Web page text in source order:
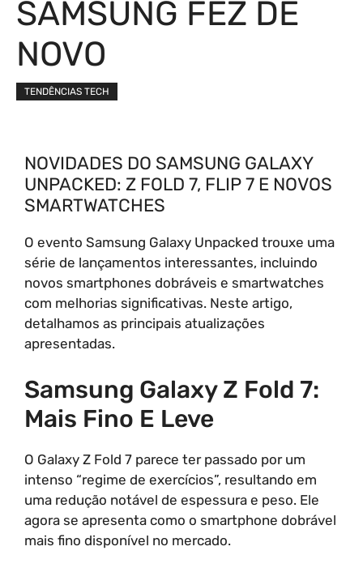
SAMSUNG FEZ DE
NOVO
TENDÊNCIAS TECH
NOVIDADES DO SAMSUNG GALAXY
UNPACKED: Z FOLD 7, FLIP 7 E NOVOS
SMARTWATCHES
O evento Samsung Galaxy Unpacked trouxe uma
série de lançamentos interessantes, incluindo
novos smartphones dobráveis e smartwatches
com melhorias significativas. Neste artigo,
detalhamos as principais atualizações
apresentadas.
Samsung Galaxy Z Fold 7:
Mais Fino E Leve
O Galaxy Z Fold 7 parece ter passado por um
intenso “regime de exercícios”, resultando em
uma redução notável de espessura e peso. Ele
agora se apresenta como o smartphone dobrável
mais fino disponível no mercado.